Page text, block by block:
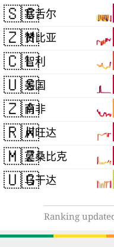
🇸🇨塞舌尔
🇿🇲赞比亚
🇨🇱
智利
🇺🇸
美国
🇿🇦
南非
🇷🇼卢旺达
🇲🇿莫桑比克
🇺🇬乌干达
Ranking